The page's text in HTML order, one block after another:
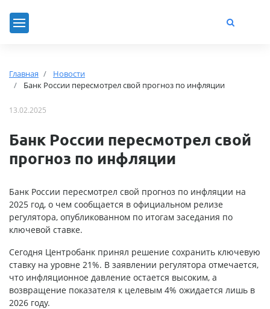
Главная
Новости
Банк России пересмотрел свой прогноз по инфляции
13.02.2025
Банк России пересмотрел свой
прогноз по инфляции
Банк России пересмотрел свой прогноз по инфляции на
2025 год, о чем сообщается в официальном релизе
регулятора, опубликованном по итогам заседания по
ключевой ставке.
Сегодня Центробанк принял решение сохранить ключевую
ставку на уровне 21%. В заявлении регулятора отмечается,
что инфляционное давление остается высоким, а
возвращение показателя к целевым 4% ожидается лишь в
2026 году.